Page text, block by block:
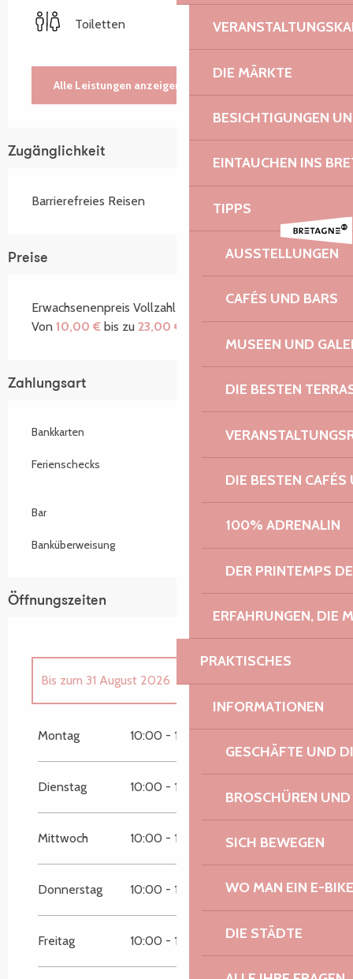
DIE MÄRKTE
BESICHTIGUNGEN
EINTAUCHEN INS
TIPPS
AUSSTELLUNGEN
CAFÉS UND BARS
MUSEEN UND
DIE BESTEN
DIE BESTEN
100% ADRENALIN
DER PRINTEMPS
ERFAHRUNGEN, DIE
PRAKTISCHES
INFORMATIONEN
GESCHÄFTE UND
BROSCHÜREN
SICH BEWEGEN
WO MAN EIN E-
DIE STÄDTE
Toiletten
Alle Leistungen anzeigen
Zugänglichkeit
Barrierefreies Reisen
Preise
Erwachsenenpreis Vollzahlerpreis
Von 10,00 € bis zu 23,00 €
Zahlungsart
Bankkarten
Ferienschecks
Bar
Banküberweisung
Öffnungszeiten
Bis zum 31 August 2026
2026
vom19 Oktober 2026bis zum
Montag 10:00 - 19:00
Dienstag 10:00 - 19:00
Mittwoch 10:00 - 19:00
Donnerstag 10:00 - 19:00
Freitag 10:00 - 19:00